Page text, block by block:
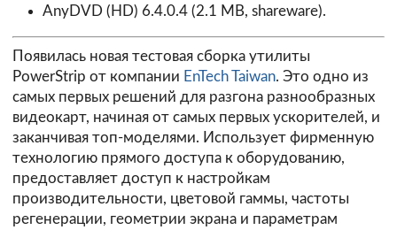
AnyDVD (HD) 6.4.0.4(2.1 MB, shareware).
Появилась новая тестовая сборка утилиты
PowerStrip от компании EnTech Taiwan. Это одно из
самых первых решений для разгона разнообразных
видеокарт, начиная от самых первых ускорителей, и
заканчивая топ-моделями. Использует фирменную
технологию прямого доступа к оборудованию,
предоставляет доступ к настройкам
производительности, цветовой гаммы, частоты
регенерации, геометрии экрана и параметрам